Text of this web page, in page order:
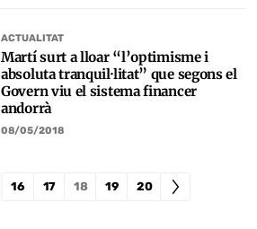
ACTUALITAT
Martí surt a lloar “l’optimisme i
absoluta tranquil·litat” que segons el
Govern viu el sistema financer
andorrà
08/05/2018
16 17 18 19 20